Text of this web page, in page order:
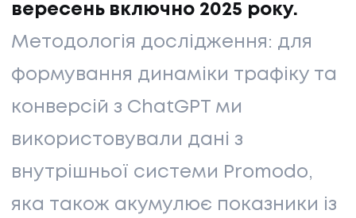
вересень включно 2025 року.
Методологія дослідження: для
формування динаміки трафіку та
конверсій з ChatGPT ми
використовували дані з
внутрішньої системи Promodo,
яка також акумулює показники із